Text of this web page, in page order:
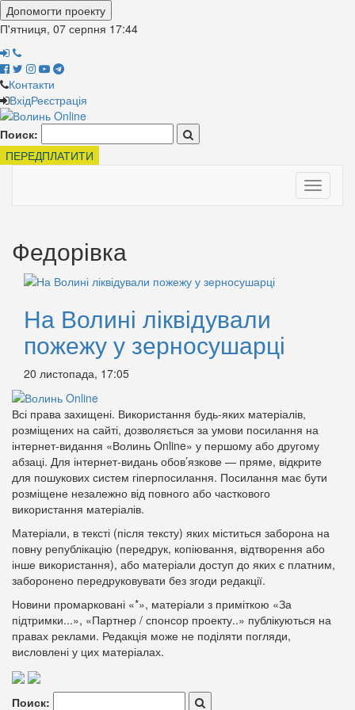
Допомогти проекту
П'ятниця, 07 серпня 17:44
Контакти
ВхідРеєстрація
Поиск:
ПЕРЕДПЛАТИТИ
Toggle
Федорівка
На Волині ліквідували
пожежу у зерносушарці
20 листопада, 17:05
Всі права захищені. Використання будь-яких матеріалів,
розміщених на сайті, дозволяється за умови посилання на
інтернет-видання «Волинь Online» у першому або другому
абзаці. Для інтернет-видань обов’язкове — пряме, відкрите
для пошукових систем гіперпосилання. Посилання має бути
розміщене незалежно від повного або часткового
використання матеріалів.
Матеріали, в тексті (після тексту) яких міститься заборона на
повну републікацію (передрук, копіювання, відтворення або
інше використання), або матеріали доступ до яких є платним,
заборонено передруковувати без згоди редакції.
Новини промарковані «*», матеріали з приміткою «За
підтримки...», «Партнер / спонсор проекту..» публікуються на
правах реклами. Редакція може не поділяти погляди,
висловлені у цих матеріалах.
Поиск: